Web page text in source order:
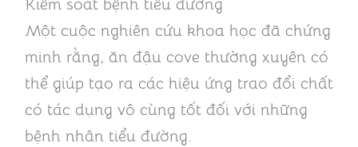
Kiểm soát bệnh tiểu đường
Một cuộc nghiên cứu khoa học đã chứng
minh rằng, ăn đậu cove thường xuyên có
thể giúp tạo ra các hiệu ứng trao đổi chất
có tác dụng vô cùng tốt đối với những
bệnh nhân tiểu đường.